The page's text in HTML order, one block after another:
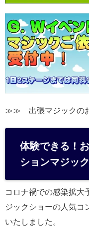
≫≫ 出張マジックの
体験できる！
ションマジック
コロナ禍での感染拡大
ジックショーの人気コ
いたしました。